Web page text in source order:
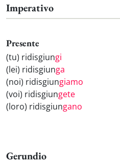
Imperativo
Presente
(tu) ridisgiungi
(lei) ridisgiunga
(noi) ridisgiungiamo
(voi) ridisgiungete
(loro) ridisgiungano
Gerundio